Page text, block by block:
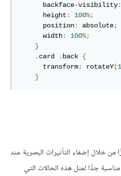
backface-visibility:
height : 100%;
position: absolute;
width: 100%;
}
. card . back {
transform: rotateY(
}
من خلال إضفاء التأثيرات البصرية عند
جدًّا لمثل هذه الحالات التي